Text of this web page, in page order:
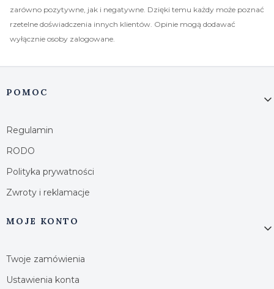
zarówno pozytywne, jak i negatywne. Dzięki temu każdy może poznać
rzetelne doświadczenia innych klientów. Opinie mogą dodawać
wyłącznie osoby zalogowane.
Linki w stopce
POMOC
Regulamin
RODO
Polityka prywatności
Zwroty i reklamacje
MOJE KONTO
Twoje zamówienia
Ustawienia konta